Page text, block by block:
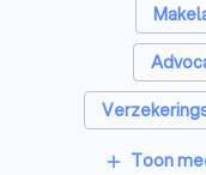
Financieel
add Toon